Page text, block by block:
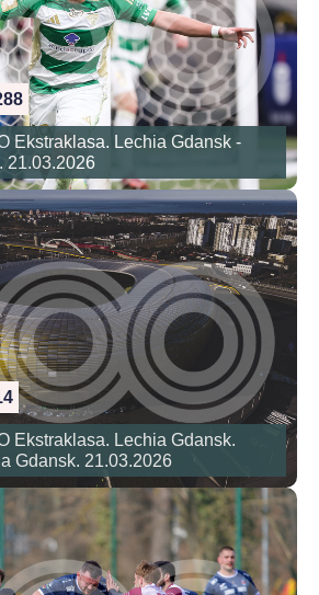
Ekstraklasa. Lechia Gdansk -
21.03.2026
Ekstraklasa. Lechia Gdansk.
Gdansk. 21.03.2026